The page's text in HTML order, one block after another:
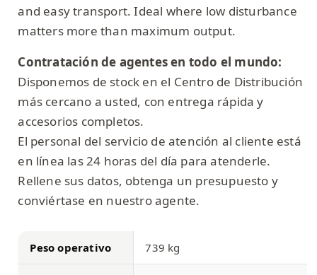
and easy transport. Ideal where low disturbance
matters more than maximum output.
Contratación de agentes en todo el mundo:
Disponemos de stock en el Centro de Distribución
más cercano a usted, con entrega rápida y
accesorios completos.
El personal del servicio de atención al cliente está
en línea las 24 horas del día para atenderle.
Rellene sus datos, obtenga un presupuesto y
conviértase en nuestro agente.
Peso operativo 739 kg